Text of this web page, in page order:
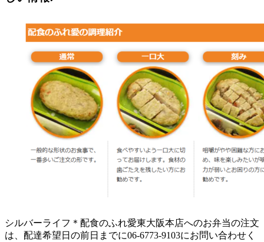
シルバーライフ＊配食のふれ愛東大阪本店へのお弁当の注文
は、配達希望日の前日までに06-6773-9103にお問い合わせく